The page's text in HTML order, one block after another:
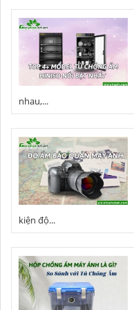
nhau,...
kiện độ...